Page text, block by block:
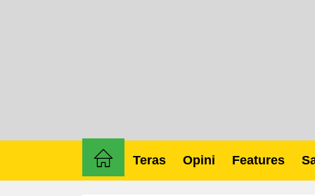
Teras Opini Features